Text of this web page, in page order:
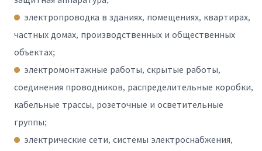
электропроводка в зданиях, помещениях, квартирах,
частных домах, производственных и общественных
объектах;
электромонтажные работы, скрытые работы,
соединения проводников, распределительные коробки,
кабельные трассы, розеточные и осветительные
группы;
электрические сети, системы электроснабжения,